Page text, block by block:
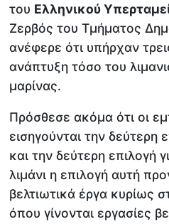
του Ελληνικού
Ζερβός του Τμήματος
ανέφερε ότι υπήρχαν
ανάπτυξη τόσο του
μαρίνας.
Πρόσθεσε ακόμα ότι οι
εισηγούνται την δεύτερη
και την δεύτερη επιλογή
λιμάνι η επιλογή αυτή
βελτιωτικά έργα κυρίως
όπου γίνονται εργασίες